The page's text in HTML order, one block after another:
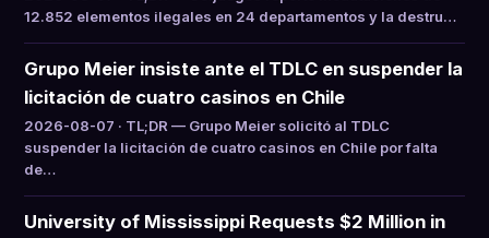
12.852 elementos ilegales en 24 departamentos y la destru…
Grupo Meier insiste ante el TDLC en suspender la
licitación de cuatro casinos en Chile
2026-08-07 · TL;DR — Grupo Meier solicitó al TDLC
suspender la licitación de cuatro casinos en Chile por falta
de…
University of Mississippi Requests $2 Million in